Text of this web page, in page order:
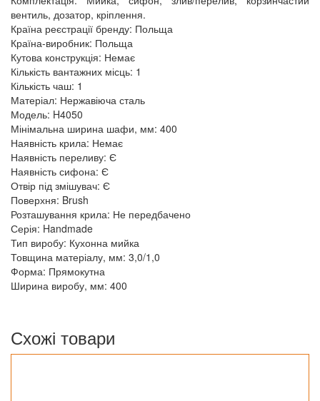
вентиль, дозатор, кріплення.
Країна реєстрації бренду: Польща
Країна-виробник: Польща
Кутова конструкція: Немає
Кількість вантажних місць: 1
Кількість чаш: 1
Матеріал: Нержавіюча сталь
Модель: H4050
Мінімальна ширина шафи, мм: 400
Наявність крила: Немає
Наявність переливу: Є
Наявність сифона: Є
Отвір під змішувач: Є
Поверхня: Brush
Розташування крила: Не передбачено
Серія: Handmade
Тип виробу: Кухонна мийка
Товщина матеріалу, мм: 3,0/1,0
Форма: Прямокутна
Ширина виробу, мм: 400
Схожі товари